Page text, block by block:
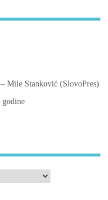
Mile Stanković (SlovoPres)
godine